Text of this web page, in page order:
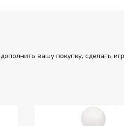
вашу покупку, сделать